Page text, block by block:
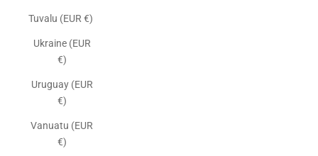
Tuvalu (EUR €)
Ukraine (EUR
€)
Uruguay (EUR
€)
Vanuatu (EUR
€)